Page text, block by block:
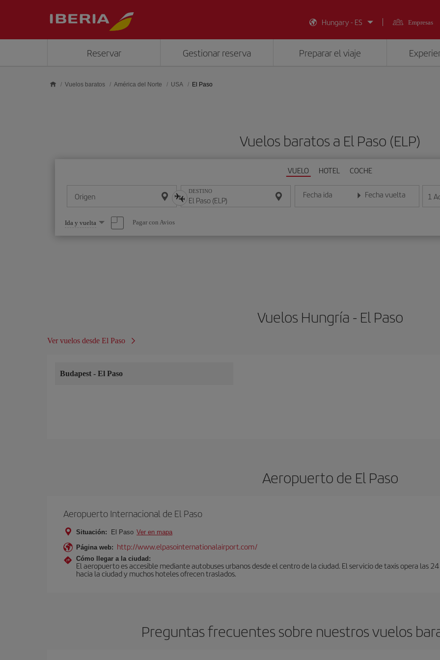
Hungary - ES
Empresas
Reservar Gestionar reserva Preparar el viaje
Vuelos baratos América del Norte USA El Paso
Vuelos baratos a El Paso (ELP)
VUELO HOTEL COCHE
Origen DESTINO Fecha ida
Introduce la fecha en formato día/mes/año
Fecha vuelta
Introduce la fecha en 1
Seleccione
una
opción
Ida y vuelta Pagar con Avios
Vuelos Hungría - El Paso
Ver vuelos desde El Paso
Budapest - El Paso
Aeropuerto de El Paso
Aeropuerto Internacional de El Paso
Situación: El Paso Ver en mapa
Página web: http://www.elpasointernationalairport.com/
Cómo llegar a la ciudad:
El aeropuerto es accesible mediante autobuses urbanos desde el centro de la ciudad. El servicio de taxis opera las
hacia la ciudad y muchos hoteles ofrecen traslados.
Preguntas frecuentes sobre nuestros vuelos